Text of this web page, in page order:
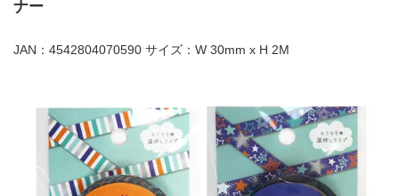
ナー
JAN：4542804070590 サイズ：W 30mm x H 2M